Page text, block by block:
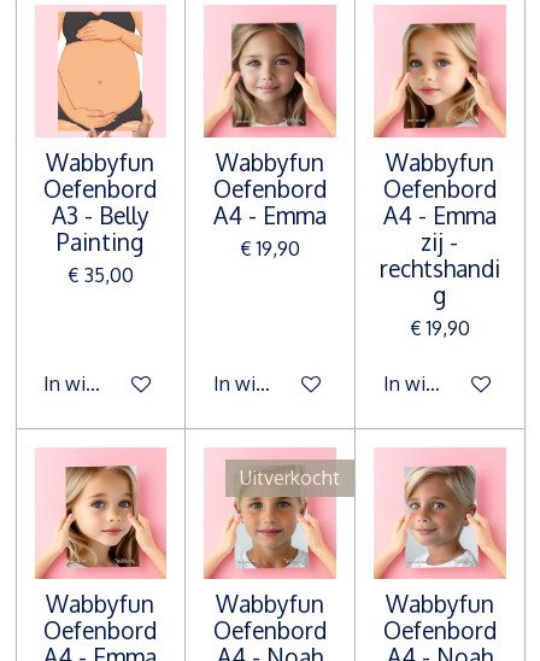
Wabbyfun
Oefenbord
A3 - Belly
Painting
€ 35,00
In winkelwagen
Wabbyfun
Oefenbord
A4 - Emma
€ 19,90
In winkelwagen
Wabbyfun
Oefenbord
A4 - Emma
zij -
rechtshandi
g
€ 19,90
In winkelwagen
Wabbyfun
Oefenbord
Uitverkocht
Wabbyfun
Oefenbord
Wabbyfun
Oefenbord